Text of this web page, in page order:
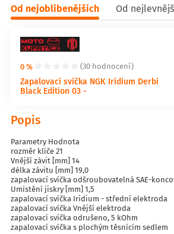
Od nejoblíbenějších Od
0 % (30 hodnocení)
Zapalovací svíčka NGK Iridium Derbi
Black Edition 03 -
Popis
Parametry Hodnota
rozměr klíče 21
Vnější závit [mm] 14
délka závitu [mm] 19,0
zapalovací svíčka odšroubovatelná SAE-
Umístění jiskry [mm] 1,5
zapalovací svíčka Iridium - střední elektroda
zapalovací svíčka Vnější elektroda
zapalovací svíčka odrušeno, 5 kOhm
zapalovací svíčka s plochým těsnícím sedlem